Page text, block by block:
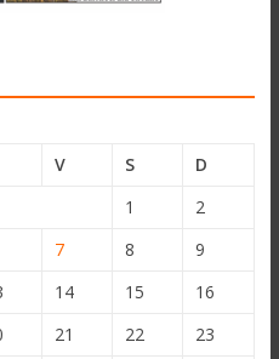
V S
D
1
2
7 8
9
14 15
16
21 22
23